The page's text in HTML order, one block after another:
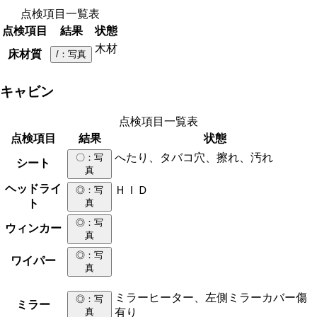
点検項目一覧表
点検項目
結果
状態
床材質
/ ：写真 木材
キャビン
点検項目一覧表
点検項目
結果 状態
シート 〇 ：写
真
へたり、タバコ穴、擦れ、汚れ
ヘッドライ
ト
◎ ：写
真
ＨＩＤ
ウィンカー ◎ ：写
真
ワイパー ◎ ：写
真
ミラー ◎ ：写
真
ミラーヒーター、左側ミラーカバー傷
有り